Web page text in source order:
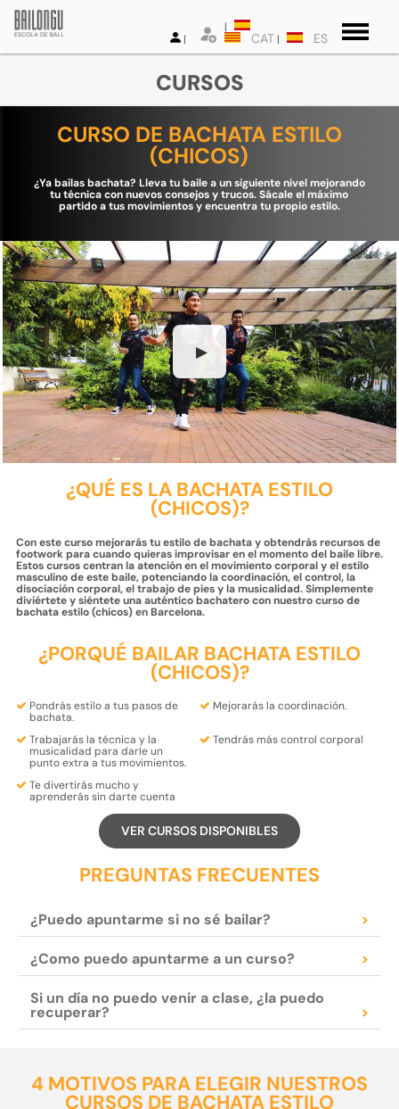
CAT ES
CURSOS
CURSO DE BACHATA ESTILO
(CHICOS)
¿Ya bailas bachata? Lleva tu baile a un siguiente nivel mejorando
tu técnica con nuevos consejos y trucos. Sácale el máximo
partido a tus movimientos y encuentra tu propio estilo.
▶
¿QUÉ ES LA BACHATA ESTILO
(CHICOS)?
Con este curso mejorarás tu estilo de bachata y obtendrás recursos de
footwork para cuando quieras improvisar en el momento del baile libre.
Estos cursos centran la atención en el movimiento corporal y el estilo
masculino de este baile, potenciando la coordinación, el control, la
disociación corporal, el trabajo de pies y la musicalidad. Simplemente
diviértete y siéntete una auténtico bachatero con nuestro curso de
bachata estilo (chicos) en Barcelona.
¿PORQUÉ BAILAR BACHATA ESTILO
(CHICOS)?
Pondrásestiloa tus pasos de
bachata.
Mejorarás la coordinación.
Trabajarás la técnica y la
musicalidad para darle un
punto extra a tus movimientos.
Tendrás máscontrol corporal
Tedivertirásmucho y
aprenderássin darte cuenta
VER CURSOS DISPONIBLES
PREGUNTAS FRECUENTES
¿Puedo apuntarme si no sé bailar? >
¿Como puedo apuntarme a un curso? >
Si un día no puedo venir a clase, ¿la puedo
recuperar? >
4 MOTIVOS PARA ELEGIR NUESTROS
CURSOS DE BACHATA ESTILO